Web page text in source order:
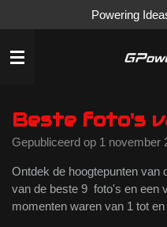
direct
naar
de
Powering
Beste foto's
Gepubliceerd op 1 november
Ontdek de hoogtepunten van
van de beste 9 foto's en een
momenten waren van 1 tot